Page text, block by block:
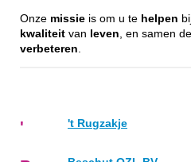
Onze missie is om u te helpen
kwaliteit van leven , en samen de
verbeteren
' 't Rugzakje